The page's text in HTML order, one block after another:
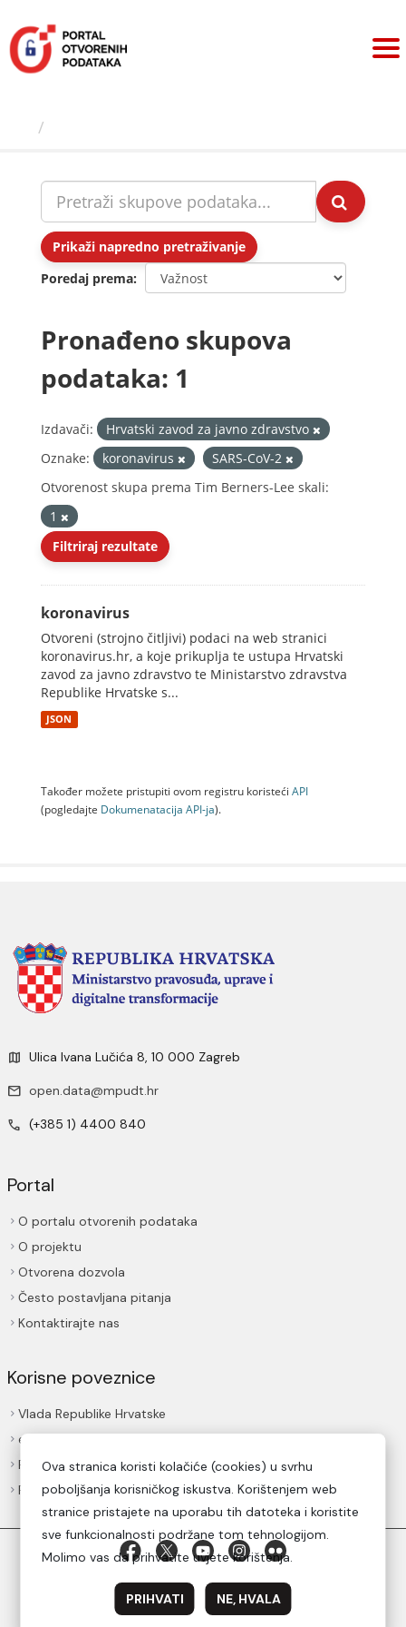
sadržaj
Prikaži napredno pretraživanje
Poredaj prema
Pronađeno skupova
podataka: 1
Izdavači:
Hrvatski zavod za javno zdravstvo
Oznake:
koronavirus
SARS-CoV-2
Otvorenost skupa prema Tim Berners-Lee skali:
1
Filtriraj rezultate
koronavirus
Otvoreni (strojno čitljivi) podaci na web stranici
koronavirus.hr, a koje prikuplja te ustupa Hrvatski
zavod za javno zdravstvo te Ministarstvo zdravstva
Republike Hrvatske s...
JSON
Također možete pristupiti ovom registru koristeći API
(pogledajte Dokumenаtаcijа API-jа).